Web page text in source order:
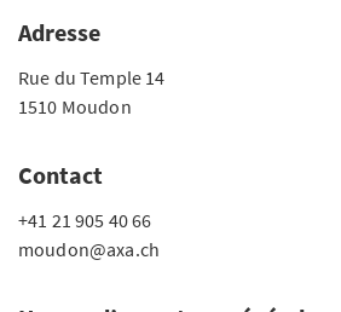
Adresse
Rue du Temple 14
1510 Moudon
Contact
+41 21 905 40 66
moudon@axa.ch